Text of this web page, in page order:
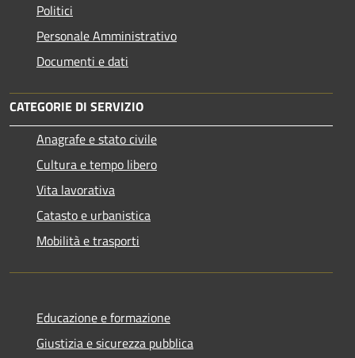
Politici
Personale Amministrativo
Documenti e dati
CATEGORIE DI SERVIZIO
Anagrafe e stato civile
Cultura e tempo libero
Vita lavorativa
Catasto e urbanistica
Mobilità e trasporti
Educazione e formazione
Giustizia e sicurezza pubblica